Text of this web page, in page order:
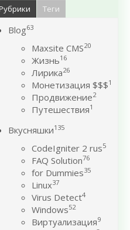
Теги
Blog63
Maxsite CMS20
Жизнь16
Лирика26
Монетизация $$$1
Продвижение2
Путешествия1
Вкусняшки135
CodeIgniter 2 rus5
FAQ Solution76
for Dummies35
Linux37
Virus Detect4
Windows52
Виртуализация9